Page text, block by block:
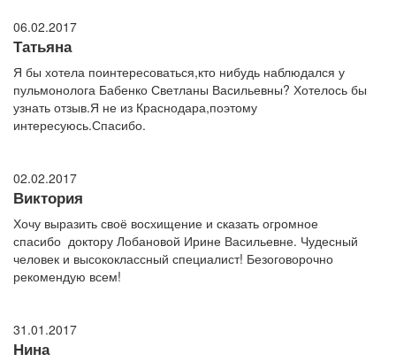
06.02.2017
Татьяна
Я бы хотела поинтересоваться,кто нибудь наблюдался у
пульмонолога Бабенко Светланы Васильевны? Хотелось бы
узнать отзыв.Я не из Краснодара,поэтому
интересуюсь.Спасибо.
02.02.2017
Виктория
Хочу выразить своё восхищение и сказать огромное
спасибо доктору Лобановой Ирине Васильевне. Чудесный
человек и высококлассный специалист! Безоговорочно
рекомендую всем!
31.01.2017
Нина